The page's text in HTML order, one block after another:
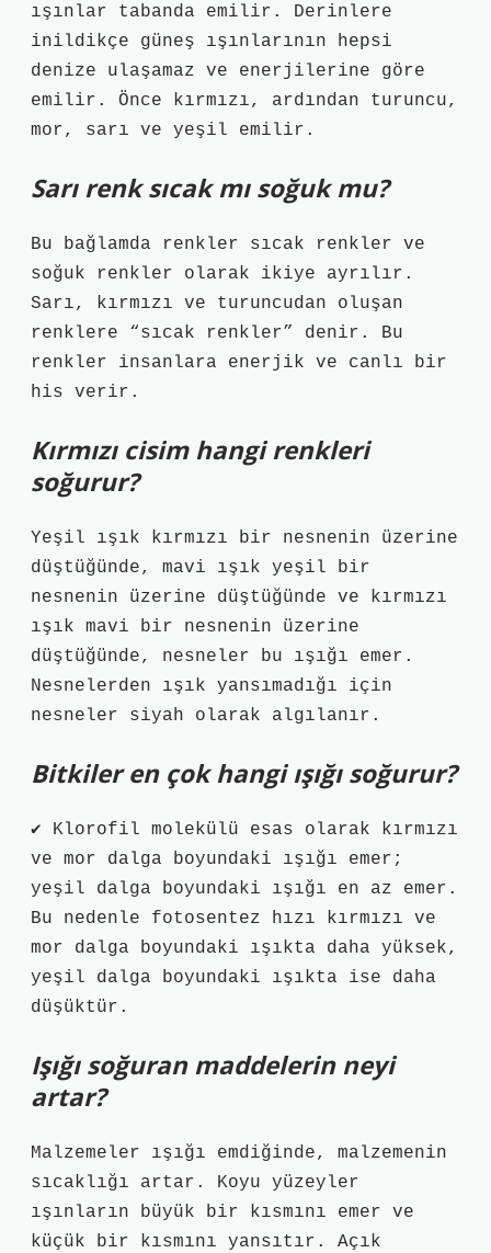
ışınlar tabanda emilir. Derinlere
inildikçe güneş ışınlarının hepsi
denize ulaşamaz ve enerjilerine göre
emilir. Önce kırmızı, ardından turuncu,
mor, sarı ve yeşil emilir.
Sarı renk sıcak mı soğuk mu?
Bu bağlamda renkler sıcak renkler ve
soğuk renkler olarak ikiye ayrılır.
Sarı, kırmızı ve turuncudan oluşan
renklere “sıcak renkler” denir. Bu
renkler insanlara enerjik ve canlı bir
his verir.
Kırmızı cisim hangi renkleri
soğurur?
Yeşil ışık kırmızı bir nesnenin üzerine
düştüğünde, mavi ışık yeşil bir
nesnenin üzerine düştüğünde ve kırmızı
ışık mavi bir nesnenin üzerine
düştüğünde, nesneler bu ışığı emer.
Nesnelerden ışık yansımadığı için
nesneler siyah olarak algılanır.
Bitkiler en çok hangi ışığı soğurur?
✔ Klorofil molekülü esas olarak kırmızı
ve mor dalga boyundaki ışığı emer;
yeşil dalga boyundaki ışığı en az emer.
Bu nedenle fotosentez hızı kırmızı ve
mor dalga boyundaki ışıkta daha yüksek,
yeşil dalga boyundaki ışıkta ise daha
düşüktür.
Işığı soğuran maddelerin neyi
artar?
Malzemeler ışığı emdiğinde, malzemenin
sıcaklığı artar. Koyu yüzeyler
ışınların büyük bir kısmını emer ve
küçük bir kısmını yansıtır. Açık